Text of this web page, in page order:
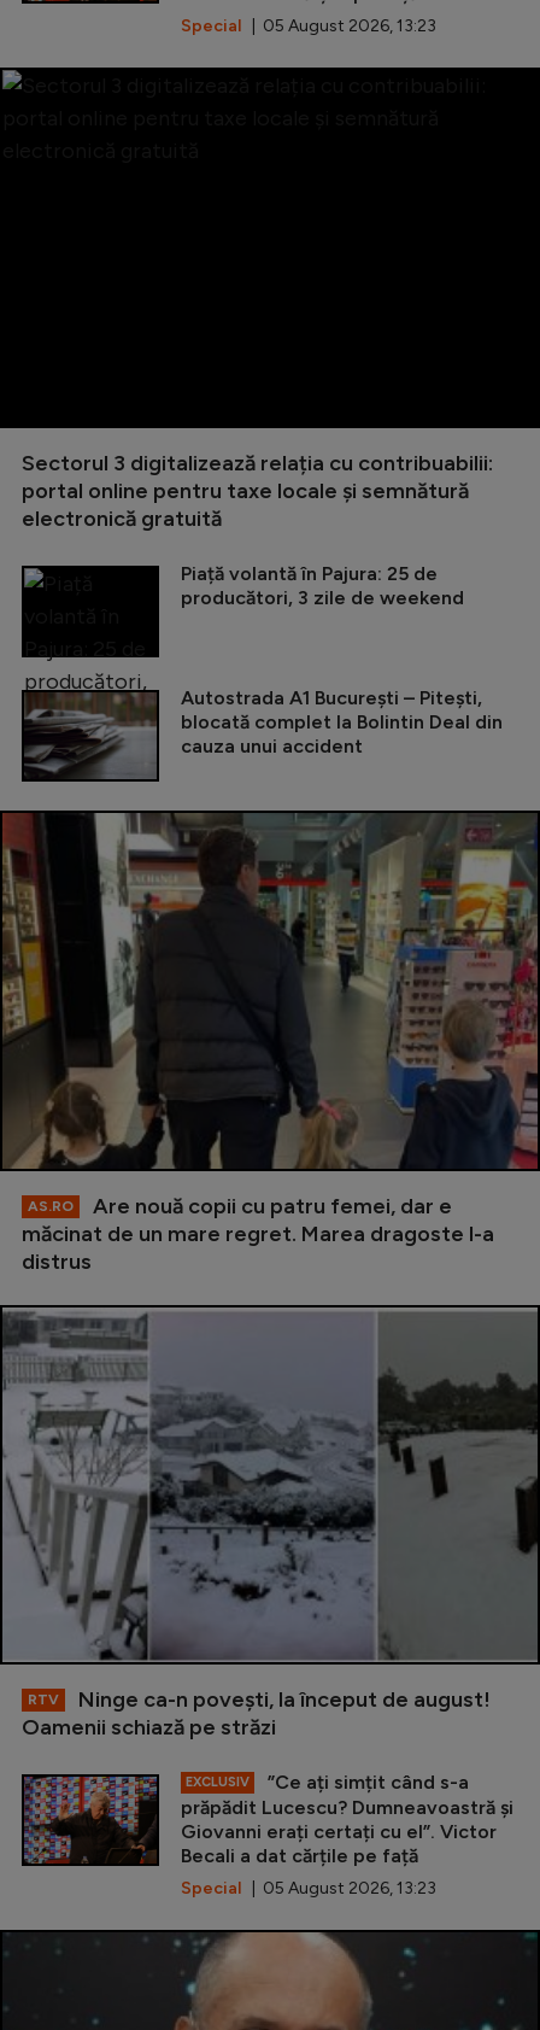
Special | 05 August 2026, 13:23
Sectorul 3 digitalizează relația cu contribuabilii:
portal online pentru taxe locale și semnătură
electronică gratuită
Piață volantă în Pajura: 25 de
producători, 3 zile de weekend
Autostrada A1 București – Pitești,
blocată complet la Bolintin Deal din
cauza unui accident
AS.RO
Are nouă copii cu patru femei, dar e
măcinat de un mare regret. Marea dragoste l-a
distrus
RTV
Ninge ca-n povești, la început de august!
Oamenii schiază pe străzi
EXCLUSIV
”Ce ați simțit când s-a
prăpădit Lucescu? Dumneavoastră și
Giovanni erați certați cu el”. Victor
Becali a dat cărțile pe față
Special | 05 August 2026, 13:23